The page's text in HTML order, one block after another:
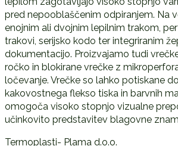
pred nepooblaščenim odpiranjem. Na
enojnim ali dvojnim lepilnim trakom,
trakovi, serijsko kodo ter integriranim
dokumentacijo. Proizvajamo tudi
ročko in blokirane vrečke z
ločevanje. Vrečke so lahko potiskane
kakovostnega flekso tiska in barvnih
omogoča visoko stopnjo vizualne
učinkovito predstavitev blagovne
Termoplasti- Plama d.o.o.